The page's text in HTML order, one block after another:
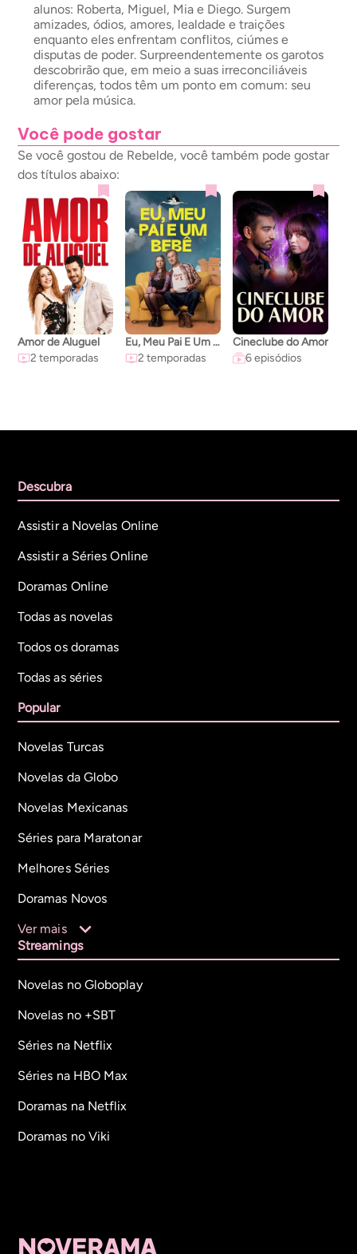
alunos: Roberta, Miguel, Mia e Diego. Surgem
amizades, ódios, amores, lealdade e traições
enquanto eles enfrentam conflitos, ciúmes e
disputas de poder. Surpreendentemente os garotos
descobrirão que, em meio a suas irreconciliáveis
diferenças, todos têm um ponto em comum: seu
amor pela música.
Você pode gostar
Se você gostou de Rebelde, você também pode gostar
dos títulos abaixo:
Amor de Aluguel
2 temporadas
Eu, Meu Pai E Um Bebê
2 temporadas
Cineclube do Amor
6 episódios
Descubra
Assistir a Novelas Online
Assistir a Séries Online
Doramas Online
Todas as novelas
Todos os doramas
Todas as séries
Popular
Novelas Turcas
Novelas da Globo
Novelas Mexicanas
Séries para Maratonar
Melhores Séries
Doramas Novos
Ver mais
Streamings
Novelas no Globoplay
Novelas no +SBT
Séries na Netflix
Séries na HBO Max
Doramas na Netflix
Doramas no Viki